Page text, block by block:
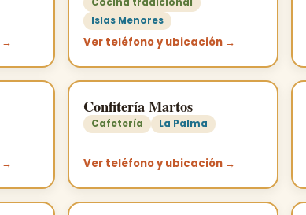
→
Islas Menores
Ver teléfono y ubicación →
→
Confitería Martos
Cafetería La Palma
Ver teléfono y ubicación →